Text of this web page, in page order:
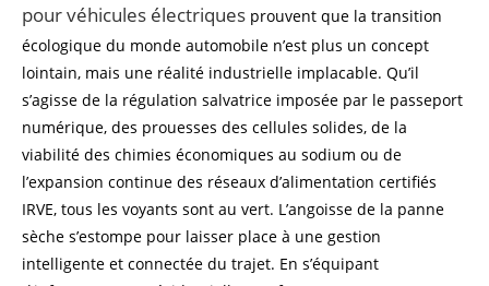
pour véhicules électriques prouvent que la transition
écologique du monde automobile n’est plus un concept
lointain, mais une réalité industrielle implacable. Qu’il
s’agisse de la régulation salvatrice imposée par le passeport
numérique, des prouesses des cellules solides, de la
viabilité des chimies économiques au sodium ou de
l’expansion continue des réseaux d’alimentation certifiés
IRVE, tous les voyants sont au vert. L’angoisse de la panne
sèche s’estompe pour laisser place à une gestion
intelligente et connectée du trajet. En s’équipant